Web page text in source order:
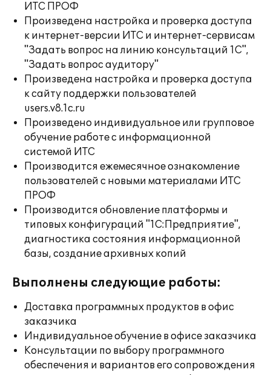
ИТС ПРОФ
Произведена настройка и проверка доступа
к интернет-версии ИТС и интернет-сервисам
"Задать вопрос на линию консультаций 1С",
"Задать вопрос аудитору"
Произведена настройка и проверка доступа
к сайту поддержки пользователей
users.v8.1c.ru
Произведено индивидуальное или групповое
обучение работе с информационной
системой ИТС
Производится ежемесячное ознакомление
пользователей с новыми материалами ИТС
ПРОФ
Производится обновление платформы и
типовых конфигураций "1С:Предприятие",
диагностика состояния информационной
базы, создание архивных копий
Выполнены следующие работы:
Доставка программных продуктов в офис
заказчика
Индивидуальное обучение в офисе заказчика
Консультации по выбору программного
обеспечения и вариантов его сопровождения